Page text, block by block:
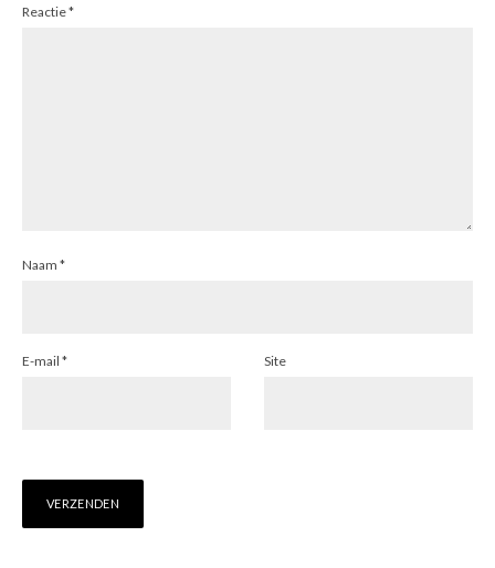
Reactie*
Naam *
E-mail * Site